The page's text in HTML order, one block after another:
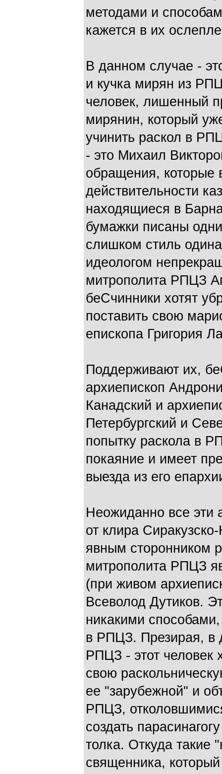
методами и
кажется в их
В данном случае -
и кучка мирян из
человек, лишенный
мирянин, который
учинить раскол в
- это Михаил
обращения, которые
действительности
находящиеся в
бумажки писаны
слишком стиль
идеологом
митрополита РПЦЗ
беСчинники хотят
поставить свою
епископа Григория
Поддерживают их,
архиепископ
Канадский и
Петербургский и
попытку раскола в
покаяние и имеет
выезда из его
Неожиданно все эти
от клира
явным сторонником
митрополита РПЦЗ
(при живом
Всеволод Дутиков.
никакими
в РПЦЗ. Презирая, в
РПЦЗ - этот человек
свою
ее "зарубежной" и
РПЦЗ,
создать
толка. Откуда такие
священника,